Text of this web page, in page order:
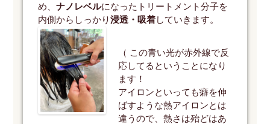
め、ナノレベルになったトリートメント分子を
内側からしっかり浸透・吸着していきます。
（ この青い光が赤外線で反
応してるということになり
ます！
アイロンといっても癖を伸
ばすような熱アイロンとは
違うので、熱さは殆どはあ